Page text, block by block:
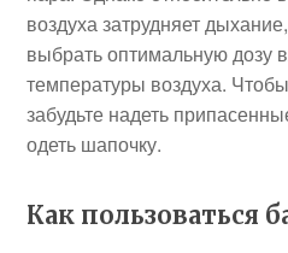
воздуха затрудняет
выбрать оптимальную дозу
температуры воздуха.
забудьте надеть
одеть шапочку.
Как пользоваться